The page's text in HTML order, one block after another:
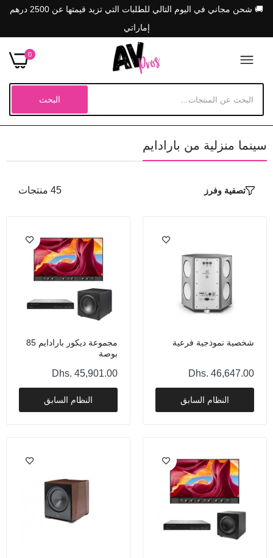
🚚 شحن مجاني في اليوم التالي للطلبات التي تزيد قيمتها عن 2500 درهم
إماراتي
0
البحث
مجموعة ديكور بارادايم 85 بوصة
Dhs. 45,901.00
مجموعة ديكور بارادايم 65 بوصة
Dhs. 28,326.00
Paradigm CI Elite E7 الإصدار 2
Dhs. 22,042.00
سينما منزلية من بارادايم
تصفية وفرز 45 منتجات
شخصية نموذجية فرعية
Dhs. 46,647.00
النظام السابق
مجموعة ديكور بارادايم 85
بوصة
Dhs. 45,901.00
النظام السابق